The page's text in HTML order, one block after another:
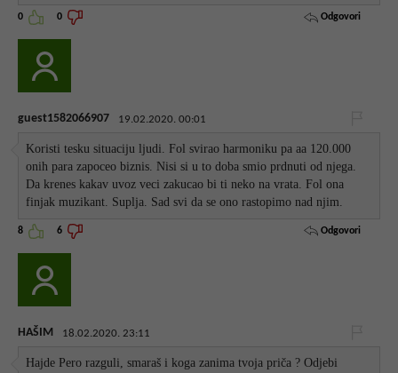
0 0 Odgovori
guest1582066907 19.02.2020. 00:01
Koristi tesku situaciju ljudi. Fol svirao harmoniku pa aa 120.000
onih para zapoceo biznis. Nisi si u to doba smio prdnuti od njega.
Da krenes kakav uvoz veci zakucao bi ti neko na vrata. Fol ona
finjak muzikant. Suplja. Sad svi da se ono rastopimo nad njim.
8 6 Odgovori
HAŠIM 18.02.2020. 23:11
Hajde Pero razguli, smaraš i koga zanima tvoja priča ? Odjebi